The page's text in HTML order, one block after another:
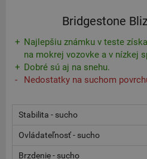
Bridgestone
Najlepšiu známku v teste
na mokrej vozovke a v nízkej
Dobré sú aj na snehu.
Nedostatky na suchom
Stabilita - sucho
Ovládateľnosť - sucho
Brzdenie - sucho